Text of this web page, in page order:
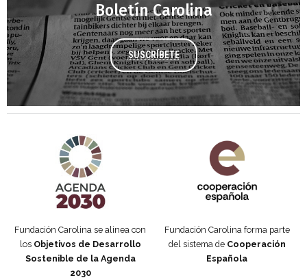
Boletín Carolina
SUSCRÍBETE
Fundación Carolina se alinea con
los Objetivos de Desarrollo
Sostenible de la Agenda
2030
Fundación Carolina forma parte
del sistema de Cooperación
Española